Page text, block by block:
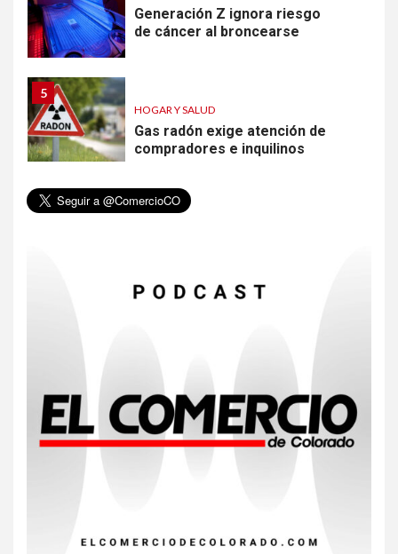
Generación Z ignora riesgo
de cáncer al broncearse
5
HOGAR Y SALUD
Gas radón exige atención de
compradores e inquilinos
6
dos muertes por Cyclospora
en Michigan
8
HOGAR Y SALUD